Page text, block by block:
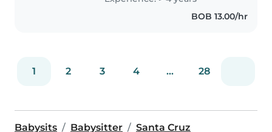
ayudar a desarrollarse. Me gusta
jugar con ellos y enseñarles aBOB 13.00/hr
1 2 3 4 ... 28
Babysits Babysitter Santa Cruz